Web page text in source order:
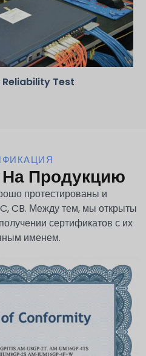
Test
Продукцию
протестированы и
CB. Между тем, мы открыты
сертификатов с их
именем.